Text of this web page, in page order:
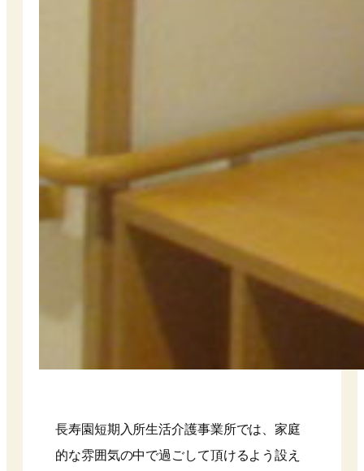
長寿園短期入所生活介護事業所では、家庭
的な雰囲気の中で過ごして頂けるよう設え